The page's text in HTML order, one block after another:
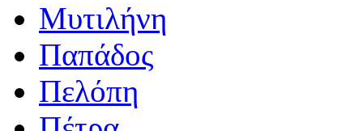
Μυτιλήνη
Παπάδος
Πελόπη